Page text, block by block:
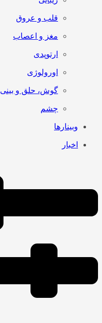
قلب و عروق
مغز و اعصاب
ارتوپدی
اورولوژی
گوش، حلق و بینی
چشم
وبینارها
اخبار